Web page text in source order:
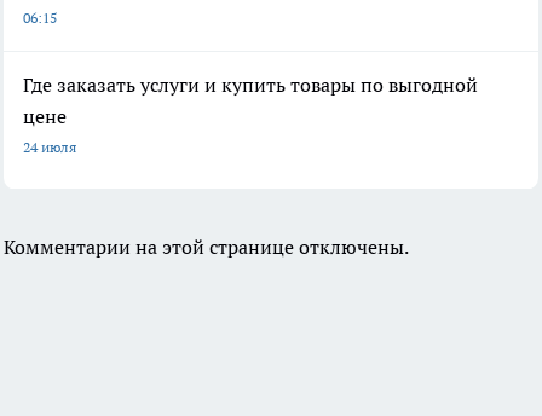
06:15
Где заказать услуги и купить товары по выгодной
цене
24 июля
Комментарии на этой странице отключены.